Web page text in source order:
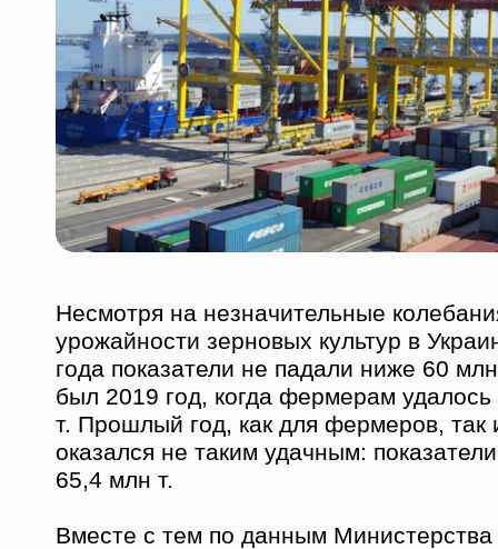
Несмотря на незначительные
урожайности зерновых культур в
года показатели не падали ниже 60
был 2019 год, когда фермерам
т. Прошлый год, как для фермеров, так
оказался не таким удачным:
65,4 млн т.
Вместе с тем по данным Министерства